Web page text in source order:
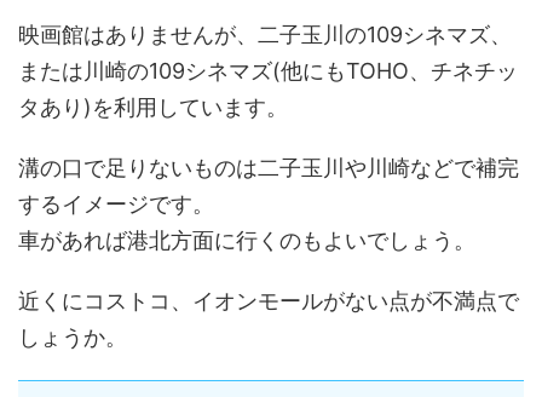
映画館はありませんが、二子玉川の109シネマズ、
または川崎の109シネマズ(他にもTOHO、チネチッ
タあり)を利用しています。
溝の口で足りないものは二子玉川や川崎などで補完
するイメージです。
車があれば港北方面に行くのもよいでしょう。
近くにコストコ、イオンモールがない点が不満点で
しょうか。